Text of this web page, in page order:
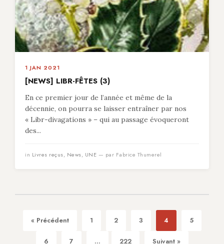
1 JAN 2021
[NEWS] LIBR-FÊTES (3)
En ce premier jour de l’année et même de la
décennie, on pourra se laisser entraîner par nos
« Libr-divagations » – qui au passage évoqueront
des...
in Livres reçus, News, UNE — par Fabrice Thumerel
« Précédent 1 2 3 4 5
6 7 ... 222 Suivant »